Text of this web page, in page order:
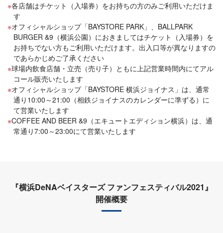
各店舗はチケット（入場券）をお持ちの方のみご利用いただけま
す
オフィシャルショップ「BAYSTORE PARK」、BALLPARK
BURGER &9（横浜公園）におきましてはチケット（入場券）を
お持ちでない方もご利用いただけます。出入口等が異なりますの
であらかじめご了承ください
球場内飲食店舗・立売（売り子）ともに上記営業時間内にてアル
コール販売いたします
オフィシャルショップ「BAYSTORE 横浜ジョイナス」は、通常
通り10:00～21:00（相鉄ジョイナスのカレンダーに準ずる）に
て営業いたします
COFFEE AND BEER &9（エキュートエディション横浜）は、通
常通り7:00～23:00にて営業いたします
『横浜DeNAベイスターズ ファンフェスティバル2021』
開催概要